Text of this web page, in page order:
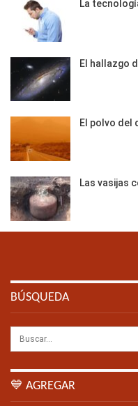
La
El hallazgo
El polvo del
Las vasijas
BÚSQUEDA
💙 AGREGAR